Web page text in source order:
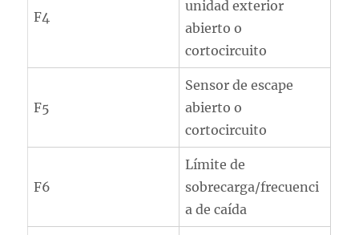
F4
unidad exterior
abierto o
cortocircuito
F5
Sensor de escape
abierto o
cortocircuito
F6
Límite de
sobrecarga/frecuenci
a de caída